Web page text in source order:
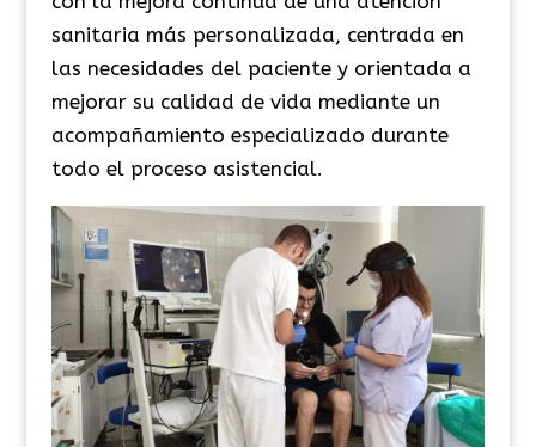
sanitaria más personalizada, centrada en
las necesidades del paciente y orientada a
mejorar su calidad de vida mediante un
acompañamiento especializado durante
todo el proceso asistencial.